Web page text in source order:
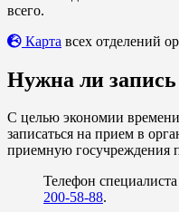
всего.
Карта всех отделений
Нужна ли
С целью экономии
записаться на прием в
приемную госучреждения
Телефон
200-58-88.